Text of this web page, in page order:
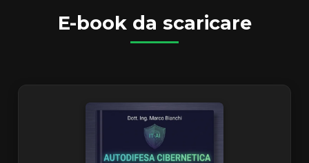
E-book da scaricare